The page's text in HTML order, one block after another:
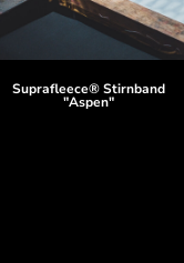
Suprafleece® Stirnband
"Aspen"